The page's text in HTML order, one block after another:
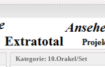
Kategorie: 10.Orakel/Set